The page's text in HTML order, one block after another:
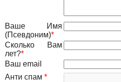
Ваше Имя
(Псевдоним)*
Сколько Вам
лет?*
Ваш email
Анти спам *